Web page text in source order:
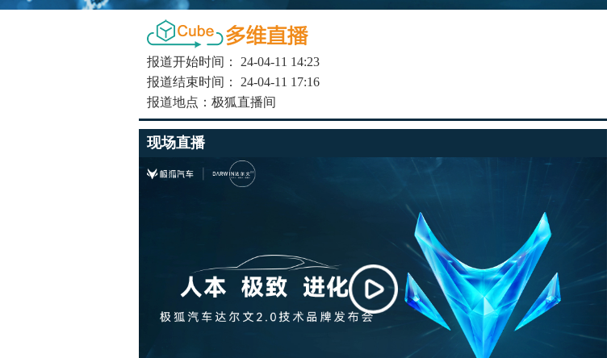
报道开始时间：
24-04-11 14:23
报道结束时间：
24-04-11 17:16
报道地点： 极狐直播间
现场直播